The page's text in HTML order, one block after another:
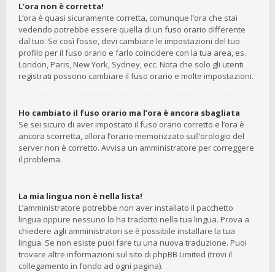
L’ora non è corretta!
L’ora è quasi sicuramente corretta, comunque l’ora che stai
vedendo potrebbe essere quella di un fuso orario differente
dal tuo. Se così fosse, devi cambiare le impostazioni del tuo
profilo per il fuso orario e farlo coincidere con la tua area, es.
London, Paris, New York, Sydney, ecc. Nota che solo gli utenti
registrati possono cambiare il fuso orario e molte impostazioni.
Ho cambiato il fuso orario ma l’ora è ancora sbagliata
Se sei sicuro di aver impostato il fuso orario corretto e l’ora è
ancora scorretta, allora l’orario memorizzato sull’orologio del
server non è corretto. Avvisa un amministratore per correggere
il problema.
La mia lingua non è nella lista!
L’amministratore potrebbe non aver installato il pacchetto
lingua oppure nessuno lo ha tradotto nella tua lingua. Prova a
chiedere agli amministratori se è possibile installare la tua
lingua. Se non esiste puoi fare tu una nuova traduzione. Puoi
trovare altre informazioni sul sito di phpBB Limited (trovi il
collegamento in fondo ad ogni pagina).